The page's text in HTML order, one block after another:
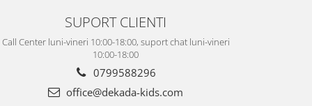
SUPORT CLIENTI
Call Center luni-vineri 10:00-18:00, suport chat luni-vineri
10:00-18:00
0799588296
office@dekada-kids.com